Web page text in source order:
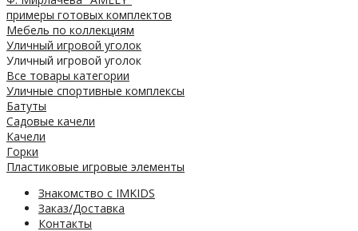
примеры готовых комплектов
Мебель по коллекциям
Уличный игровой уголок
Уличный игровой уголок
Все товары категории
Уличные спортивные комплексы
Батуты
Садовые качели
Качели
Горки
Пластиковые игровые элементы
Знакомство с IMKIDS
Заказ/Доставка
Контакты